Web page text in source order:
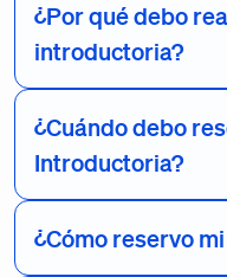
¿Por qué debo
introductoria?
¿Cuándo debo
Introductoria?
¿Cómo reservo